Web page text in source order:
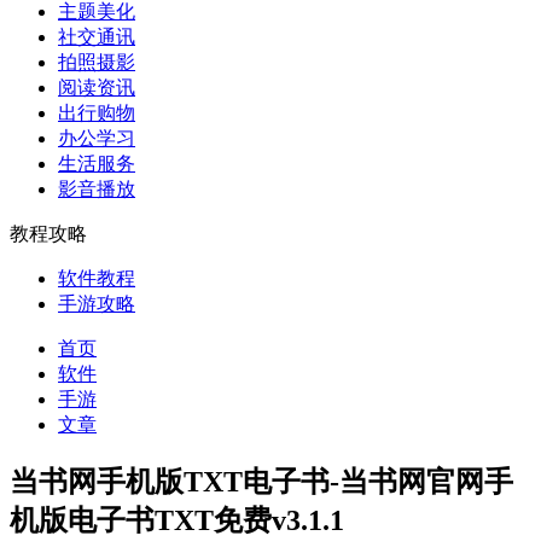
主题美化
社交通讯
拍照摄影
阅读资讯
出行购物
办公学习
生活服务
影音播放
教程攻略
软件教程
手游攻略
首页
软件
手游
文章
当书网手机版TXT电子书-当书网官网手
机版电子书TXT免费v3.1.1